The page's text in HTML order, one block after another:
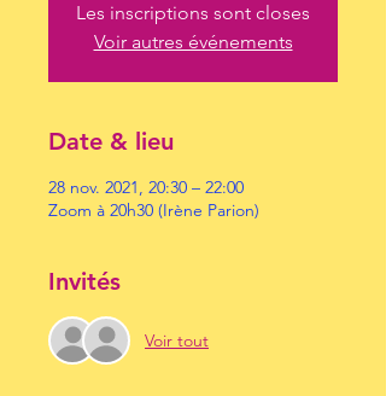
Les inscriptions sont closes
Voir autres événements
Date & lieu
28 nov. 2021, 20:30 – 22:00
Zoom à 20h30 (Irène Parion)
Invités
Voir tout